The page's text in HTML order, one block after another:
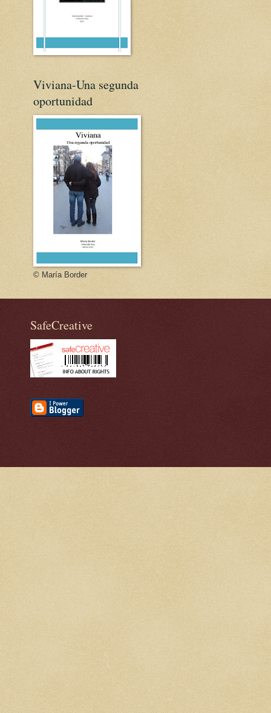
Viviana-Una segunda
oportunidad
© María Border
SafeCreative